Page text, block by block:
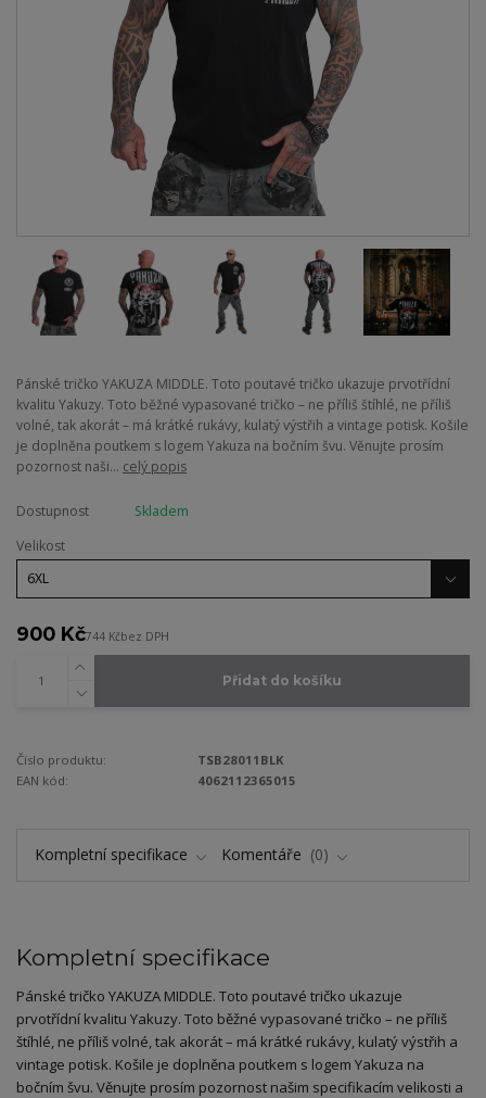
Pánské tričko YAKUZA MIDDLE. Toto poutavé tričko ukazuje prvotřídní
kvalitu Yakuzy. Toto běžné vypasované tričko – ne příliš štíhlé, ne příliš
volné, tak akorát – má krátké rukávy, kulatý výstřih a vintage potisk. Košile
je doplněna poutkem s logem Yakuza na bočním švu. Věnujte prosím
pozornost naši... celý popis
Dostupnost
Skladem
Velikost
900 Kč744 Kčbez DPH
Přidat do košíku
Číslo produktu:
TSB28011BLK
EAN kód:
4062112365015
Kompletní specifikace Komentáře 0
Kompletní specifikace
Pánské tričko YAKUZA MIDDLE. Toto poutavé tričko ukazuje
prvotřídní kvalitu Yakuzy. Toto běžné vypasované tričko – ne příliš
štíhlé, ne příliš volné, tak akorát – má krátké rukávy, kulatý výstřih a
vintage potisk. Košile je doplněna poutkem s logem Yakuza na
bočním švu. Věnujte prosím pozornost našim specifikacím velikosti a